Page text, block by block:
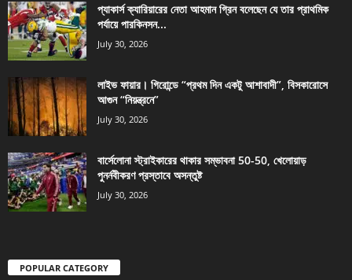
প্যাকার্স ক্যারিয়ারের নেতা আহমান গ্রিন বলেছেন যে তার প্রাথমিক
পর্যায়ে পারকিনসন...
July 30, 2026
লাইভ ফায়ার। গিরোন্ডে “প্রথম দিন একটু আশাবাদী”, বিসকারোসে
আগুন “নিয়ন্ত্রনে”
July 30, 2026
বার্সেলোনা স্ট্রাইকারের থাকার সম্ভাবনা 50-50, খেলোয়াড়
পুনর্নবীকরণ প্রস্তাবে অসন্তুষ্ট
July 30, 2026
POPULAR CATEGORY